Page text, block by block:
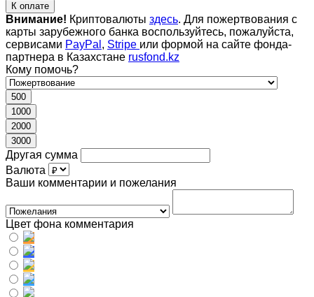
К оплате
Внимание! Криптовалюты здесь. Для пожертвования с
карты зарубежного банка воспользуйтесь, пожалуйста,
сервисами PayPal , Stripe или формой на сайте фонда-
партнера в Казахстане rusfond.kz
Кому помочь?
500
1000
2000
3000
Другая сумма
Валюта
Ваши комментарии и пожелания
Цвет фона комментария